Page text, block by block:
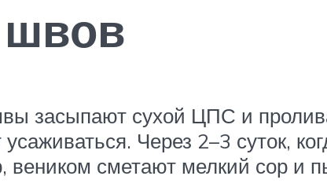
швов
засыпают сухой ЦПС и
Через 2–3 суток,
веником сметают мелкий сор и